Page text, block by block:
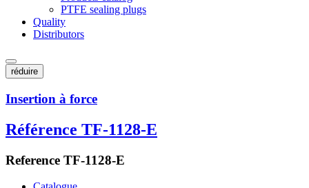
PTFE sealing plugs
Quality
Distributors
réduire
Insertion à force
Référence TF-1128-E
Reference TF-1128-E